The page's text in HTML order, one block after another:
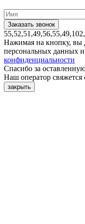
Нажимая на кнопку, вы
персональных данных и
конфиденциальности
Спасибо за
Наш оператор
закрыть